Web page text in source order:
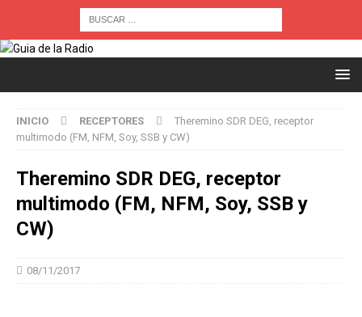
INICIO RECEPTORES
Theremino SDR DEG, receptor
multimodo (FM, NFM, Soy, SSB y CW)
Theremino SDR DEG, receptor
multimodo (FM, NFM, Soy, SSB y
CW)
08/11/2017